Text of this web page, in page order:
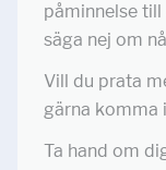
påminnelse
säga nej om
Vill du prata
gärna komma
Ta hand om